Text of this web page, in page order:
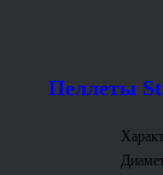
Пеллеты